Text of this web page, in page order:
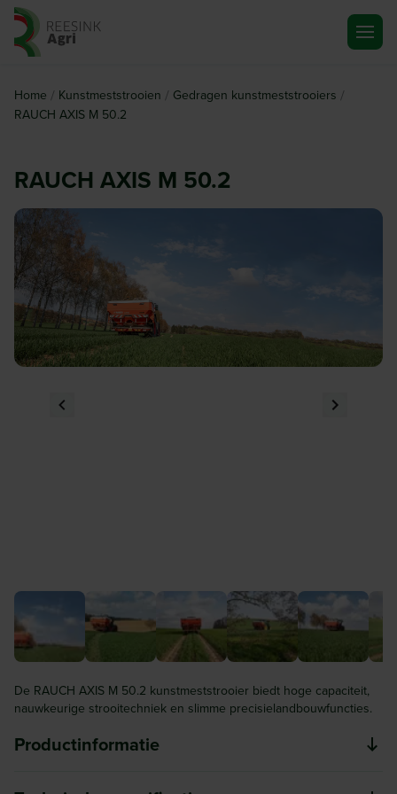
Home / Kunstmeststrooien / Gedragen kunstmeststrooiers /
RAUCH AXIS M 50.2
RAUCH AXIS M 50.2
De RAUCH AXIS M 50.2 kunstmeststrooier biedt hoge capaciteit,
nauwkeurige strooitechniek en slimme precisielandbouwfuncties.
Productinformatie